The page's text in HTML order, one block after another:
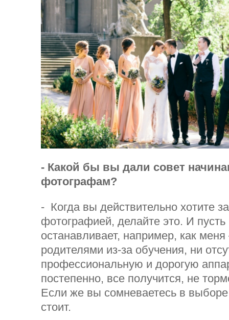
- Какой бы вы дали совет
фотографам?
- Когда вы действительно хотите
фотографией, делайте это. И пусть
останавливает, например, как меня
родителями из-за обучения, ни
профессиональную и дорогую
постепенно, все получится, не
Если же вы сомневаетесь в
стоит.